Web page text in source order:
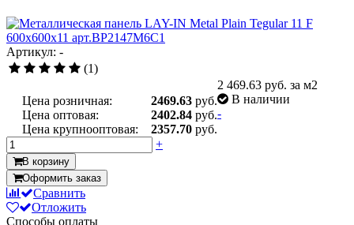
Артикул: -
(1)
Цена розничная: 2469.63 руб.
Цена оптовая:
2402.84 руб.
Цена крупнооптовая:
2357.70 руб.
2 469.63 руб. за м2
В наличии
-
+
В корзину
Оформить заказ
Сравнить
Отложить
Способы оплаты